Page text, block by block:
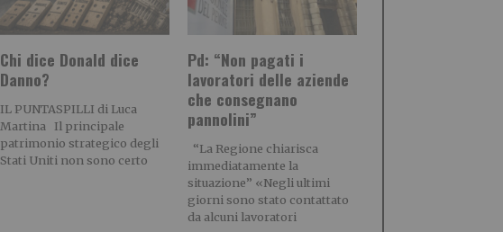
Chi dice Donald dice
Danno?
IL PUNTASPILLI di Luca
Martina Il principale
patrimonio strategico degli
Stati Uniti non sono certo
Pd: “Non pagati i
lavoratori delle aziende
che consegnano
pannolini”
“La Regione chiarisca
immediatamente la
situazione” «Negli ultimi
giorni sono stato contattato
da alcuni lavoratori